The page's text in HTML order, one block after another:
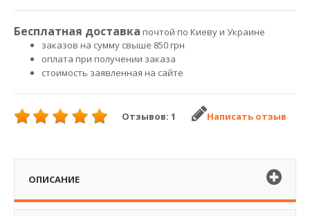
Бесплатная доставка почтой по Киеву и Украине
заказов на сумму свыше 850 грн
оплата при получении заказа
стоимость заявленная на сайте
Отзывов: 1 Написать отзыв
ОПИСАНИЕ